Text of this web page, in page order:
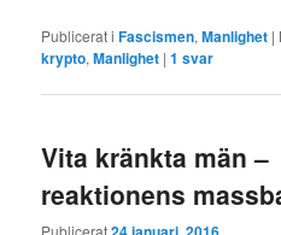
Publicerat i Fascismen,Manlighet |
krypto,Manlighet |1 svar
Vita kränkta män –
reaktionens